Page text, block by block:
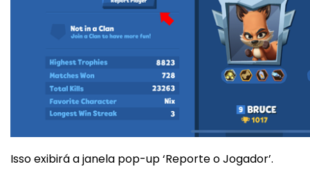
Isso exibirá a janela pop-up ‘Reporte o Jogador’.